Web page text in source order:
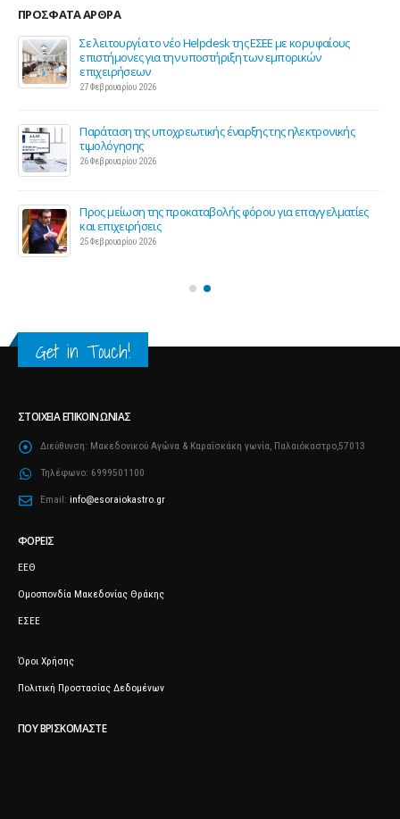
ΠΡΌΣΦΑΤΑ ΆΡΘΡΑ
Σε λειτουργία το νέο Helpdesk της ΕΣΕΕ με κορυφαίους
επιστήμονες για την υποστήριξη των εμπορικών
επιχειρήσεων
27 Φεβρουαρίου 2026
Παράταση της υποχρεωτικής έναρξης της ηλεκτρονικής
τιμολόγησης
26 Φεβρουαρίου 2026
Προς μείωση της προκαταβολής φόρου για επαγγελματίες
και επιχειρήσεις
25 Φεβρουαρίου 2026
Get in Touch!
ΣΤΟΙΧΕΊΑ ΕΠΙΚΟΙΝΩΝΊΑΣ
Διεύθυνση: Μακεδονικού Αγώνα & Καραΐσκάκη γωνία, Παλαιόκαστρο,57013
Τηλέφωνο: 6999501100
Email: info@esoraiokastro.gr
ΦΟΡΕΊΣ
ΕΕΘ
Ομοσπονδία Μακεδονίας Θράκης
ΕΣΕΕ
Όροι Χρήσης
Πολιτική Προστασίας Δεδομένων
ΠΟΥ ΒΡΙΣΚΌΜΑΣΤΕ